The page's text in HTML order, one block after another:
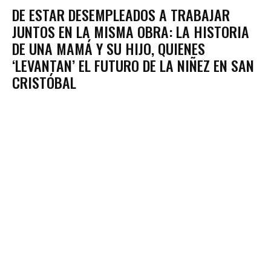
DE ESTAR DESEMPLEADOS A TRABAJAR
JUNTOS EN LA MISMA OBRA: LA HISTORIA
DE UNA MAMÁ Y SU HIJO, QUIENES
‘LEVANTAN’ EL FUTURO DE LA NIÑEZ EN SAN
CRISTÓBAL